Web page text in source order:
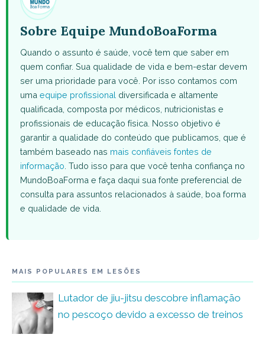
Sobre Equipe MundoBoaForma
Quando o assunto é saúde, você tem que saber em
quem confiar. Sua qualidade de vida e bem-estar devem
ser uma prioridade para você. Por isso contamos com
uma equipe profissional diversificada e altamente
qualificada, composta por médicos, nutricionistas e
profissionais de educação física. Nosso objetivo é
garantir a qualidade do conteúdo que publicamos, que é
também baseado nas mais confiáveis fontes de
informação . Tudo isso para que você tenha confiança no
MundoBoaForma e faça daqui sua fonte preferencial de
consulta para assuntos relacionados à saúde, boa forma
e qualidade de vida.
MAIS POPULARES EM LESÕES
Lutador de jiu-jitsu descobre inflamação
no pescoço devido a excesso de treinos